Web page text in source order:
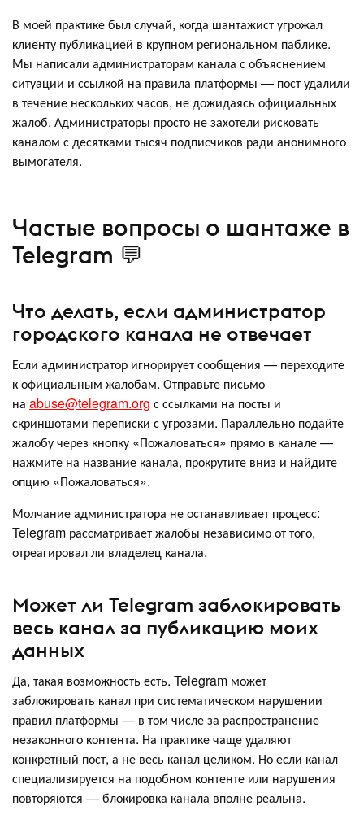
В моей практике был случай, когда шантажист угрожал
клиенту публикацией в крупном региональном паблике.
Мы написали администраторам канала с объяснением
ситуации и ссылкой на правила платформы — пост удалили
в течение нескольких часов, не дожидаясь официальных
жалоб. Администраторы просто не захотели рисковать
каналом с десятками тысяч подписчиков ради анонимного
вымогателя.
Частые вопросы о шантаже в
Telegram 💬
Что делать, если администратор
городского канала не отвечает
Если администратор игнорирует сообщения — переходите
к официальным жалобам. Отправьте письмо
на abuse@telegram.org с ссылками на посты и
скриншотами переписки с угрозами. Параллельно подайте
жалобу через кнопку «Пожаловаться» прямо в канале —
нажмите на название канала, прокрутите вниз и найдите
опцию «Пожаловаться».
Молчание администратора не останавливает процесс:
Telegram рассматривает жалобы независимо от того,
отреагировал ли владелец канала.
Может ли Telegram заблокировать
весь канал за публикацию моих
данных
Да, такая возможность есть. Telegram может
заблокировать канал при систематическом нарушении
правил платформы — в том числе за распространение
незаконного контента. На практике чаще удаляют
конкретный пост, а не весь канал целиком. Но если канал
специализируется на подобном контенте или нарушения
повторяются — блокировка канала вполне реальна.